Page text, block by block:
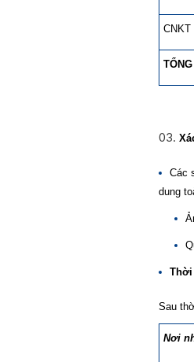
CNKT
TỔNG
Các
dung
Sau
Nơi